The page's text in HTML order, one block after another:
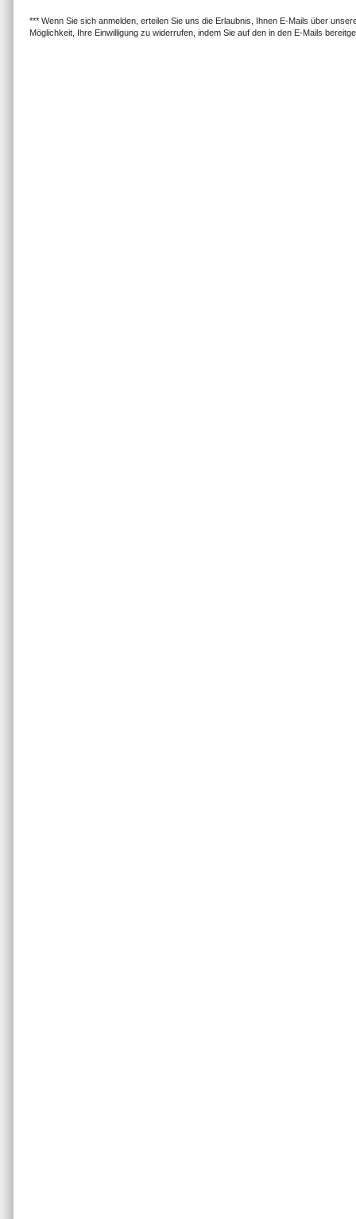
*** Wenn Sie sich anmelden, erteilen Sie uns die Erlaubnis, Ihnen E-Mails über
Möglichkeit, Ihre Einwilligung zu widerrufen, indem Sie auf den in den E-Mails